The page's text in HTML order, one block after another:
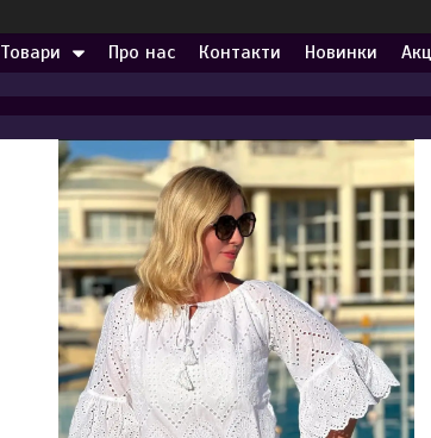
Товари Про нас Контакти Новинки